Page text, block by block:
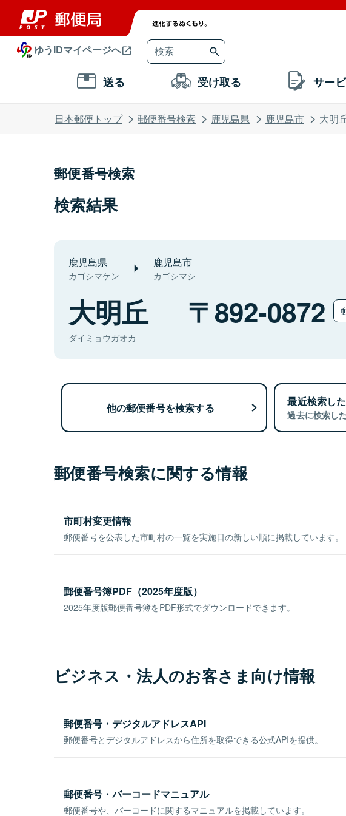
ゆうIDマイページへ
送る 受け取る サー
日本郵便トップ 郵便番号検索 鹿児島県 鹿児島市 大明
郵便番号検索
検索結果
鹿児島県
カゴシマケン
鹿児島市
カゴシマシ
大明丘
ダイミョウガオカ
892-0872
他の郵便番号を検索する 最近検索し
過去に検索し
郵便番号検索に関する情報
市町村変更情報
郵便番号を公表した市町村の一覧を実施日の新しい順に掲載しています。
郵便番号簿PDF（2025年度版）
2025年度版郵便番号簿をPDF形式でダウンロードできます。
ビジネス・法人のお客さま向け情報
郵便番号・デジタルアドレスAPI
郵便番号とデジタルアドレスから住所を取得できる公式APIを提供。
郵便番号・バーコードマニュアル
郵便番号や、バーコードに関するマニュアルを掲載しています。